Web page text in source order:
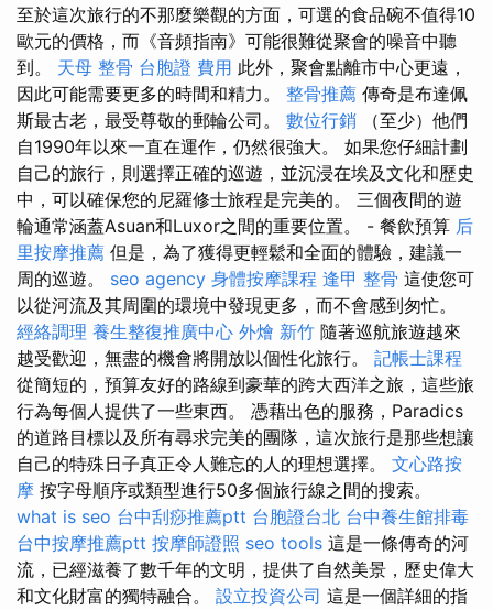
至於這次旅行的不那麼樂觀的方面，可選的食品碗不值得10
歐元的價格，而《音頻指南》可能很難從聚會的噪音中聽
到。 天母 整骨 台胞證 費用 此外，聚會點離市中心更遠，
因此可能需要更多的時間和精力。 整骨推薦 傳奇是布達佩
斯最古老，最受尊敬的郵輪公司。 數位行銷 （至少）他們
自1990年以來一直在運作，仍然很強大。 如果您仔細計劃
自己的旅行，則選擇正確的巡遊，並沉浸在埃及文化和歷史
中，可以確保您的尼羅修士旅程是完美的。 三個夜間的遊
輪通常涵蓋Asuan和Luxor之間的重要位置。 - 餐飲預算 后
里按摩推薦 但是，為了獲得更輕鬆和全面的體驗，建議一
周的巡遊。 seo agency 身體按摩課程 逢甲 整骨 這使您可
以從河流及其周圍的環境中發現更多，而不會感到匆忙。
經絡調理 養生整復推廣中心 外燴 新竹 隨著巡航旅遊越來
越受歡迎，無盡的機會將開放以個性化旅行。 記帳士課程
從簡短的，預算友好的路線到豪華的跨大西洋之旅，這些旅
行為每個人提供了一些東西。 憑藉出色的服務，Paradics
的道路目標以及所有尋求完美的團隊，這次旅行是那些想讓
自己的特殊日子真正令人難忘的人的理想選擇。 文心路按
摩 按字母順序或類型進行50多個旅行線之間的搜索。
what is seo 台中刮痧推薦ptt 台胞證台北 台中養生館排毒
台中按摩推薦ptt 按摩師證照 seo tools 這是一條傳奇的河
流，已經滋養了數千年的文明，提供了自然美景，歷史偉大
和文化財富的獨特融合。 設立投資公司 這是一個詳細的指